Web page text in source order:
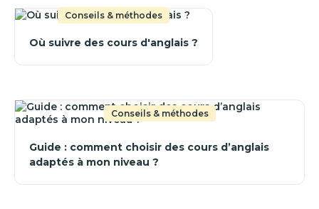
Conseils & méthodes
Où suivre des cours d'anglais ?
Conseils & méthodes
Guide : comment choisir des cours d’anglais
adaptés à mon niveau ?